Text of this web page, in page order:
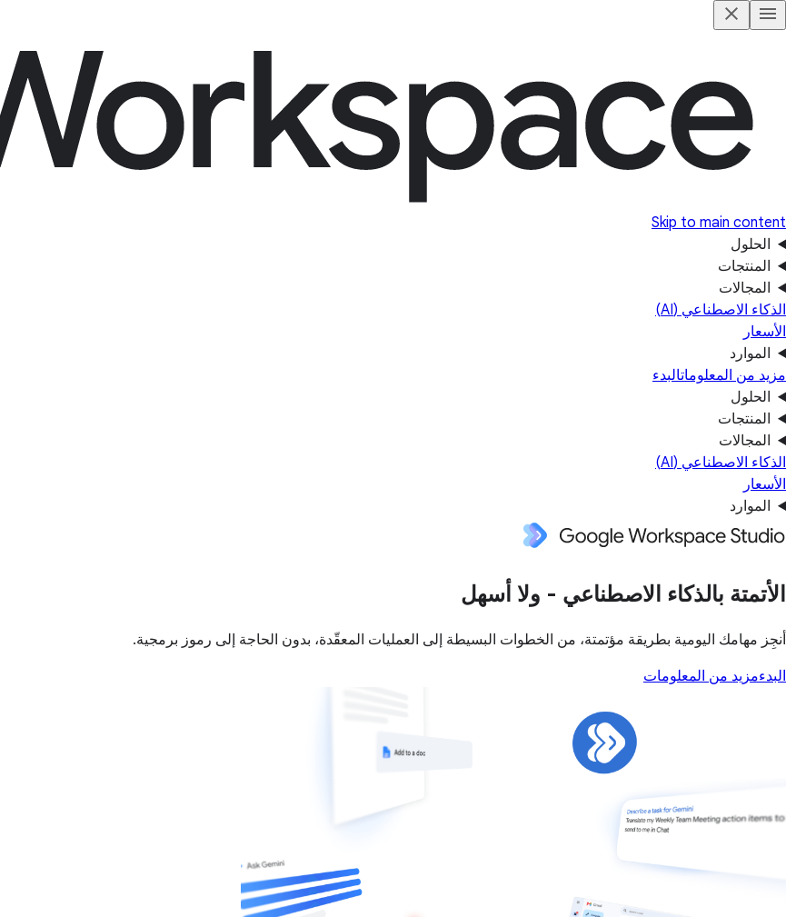
Skip to main content
الحلول
المنتجات
المجالات
الذكاء الاصطناعي (AI)
الأسعار
الموارد
مزيد من المعلوماتالبدء
الحلول
المنتجات
المجالات
الذكاء الاصطناعي (AI)
الأسعار
الموارد
الأتمتة بالذكاء الاصطناعي - ولا أسهل
أنجِز مهامك اليومية بطريقة مؤتمتة، من الخطوات البسيطة إلى العمليات المعقّدة، بدون الحاجة إلى رموز برمجية.
البدءمزيد من المعلومات